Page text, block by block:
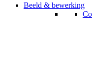
Beeld & bewerking